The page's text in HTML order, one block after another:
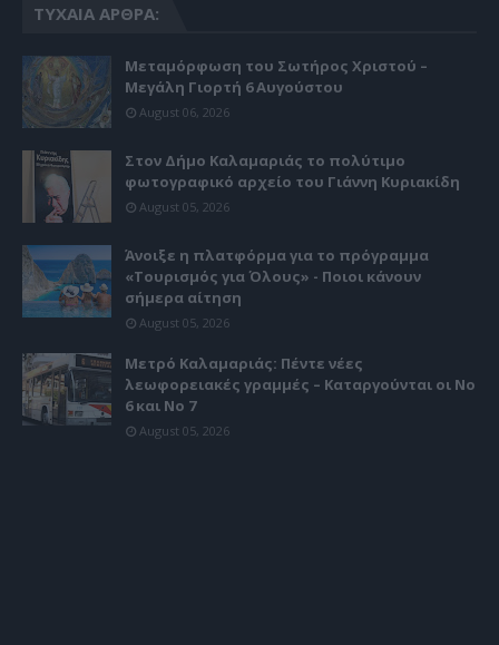
ΤΥΧΑΊΑ ΆΡΘΡΑ:
Μεταμόρφωση του Σωτήρος Χριστού –
Μεγάλη Γιορτή 6 Αυγούστου
August 06, 2026
Στον Δήμο Καλαμαριάς το πολύτιμο
φωτογραφικό αρχείο του Γιάννη Κυριακίδη
August 05, 2026
Άνοιξε η πλατφόρμα για το πρόγραμμα
«Τουρισμός για Όλους» - Ποιοι κάνουν
σήμερα αίτηση
August 05, 2026
Μετρό Καλαμαριάς: Πέντε νέες
λεωφορειακές γραμμές – Καταργούνται οι Νο
6 και Νο 7
August 05, 2026